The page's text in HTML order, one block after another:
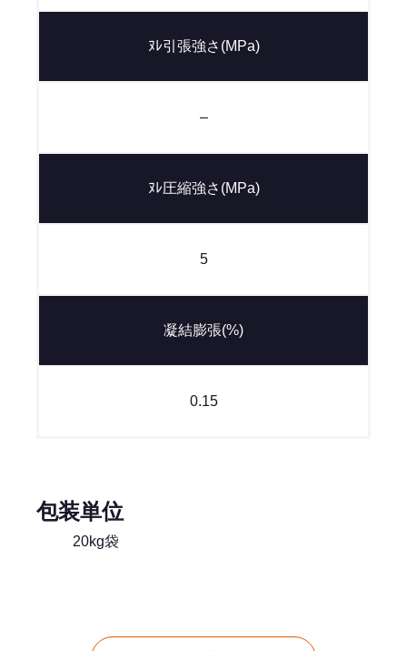
ﾇﾚ引張強さ(MPa)
–
ﾇﾚ圧縮強さ(MPa)
5
凝結膨張(%)
0.15
包装単位
20kg袋